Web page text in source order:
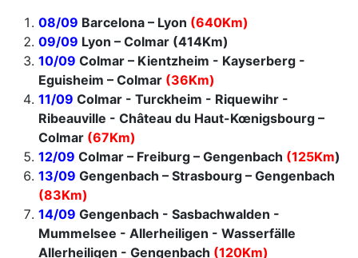
08/09 Barcelona – Lyon (640Km)
09/09 Lyon – Colmar (414Km)
10/09 Colmar – Kientzheim - Kayserberg -
Eguisheim – Colmar (36Km)
11/09 Colmar - Turckheim - Riquewihr -
Ribeauville - Château du Haut-Kœnigsbourg –
Colmar (67Km)
12/09 Colmar – Freiburg – Gengenbach (125Km)
13/09 Gengenbach – Strasbourg – Gengenbach
(83Km)
14/09 Gengenbach - Sasbachwalden -
Mummelsee - Allerheiligen - Wasserfälle
Allerheiligen - Gengenbach (120Km)